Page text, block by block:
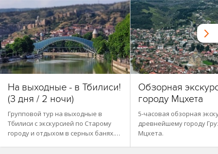
На выходные - в Тбилиси!
(3 дня / 2 ночи)
Групповой тур на выходные в
Тбилиси с экскурсией по Старому
городу и отдыхом в серных банях.…
Обзорная
городу Мцхета
5-часовая обзорная
древнейшему городу
Мцхета.